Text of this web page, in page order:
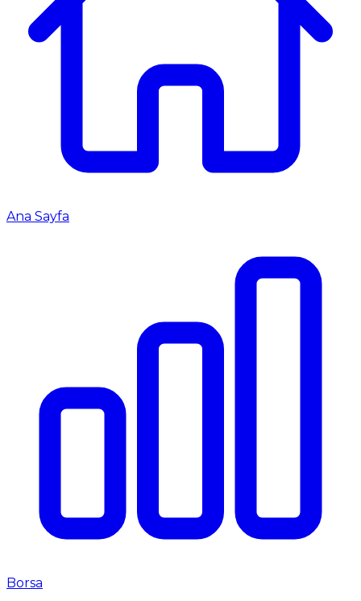
Ana Sayfa
Borsa